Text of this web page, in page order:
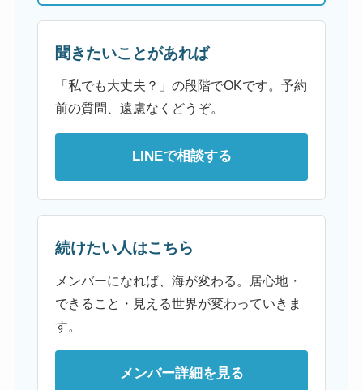
聞きたいことがあれば
「私でも大丈夫？」の段階でOKです。予約
前の質問、遠慮なくどうぞ。
LINEで相談する
続けたい人はこちら
メンバーになれば、海が変わる。居心地・
できること・見える世界が変わっていきま
す。
メンバー詳細を見る